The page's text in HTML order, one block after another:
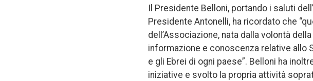
Il Presidente Belloni, portando i saluti
Presidente Antonelli, ha ricordato che
dell’Associazione, nata dalla volontà
informazione e conoscenza relative allo
e gli Ebrei di ogni paese”. Belloni ha
iniziative e svolto la propria attività